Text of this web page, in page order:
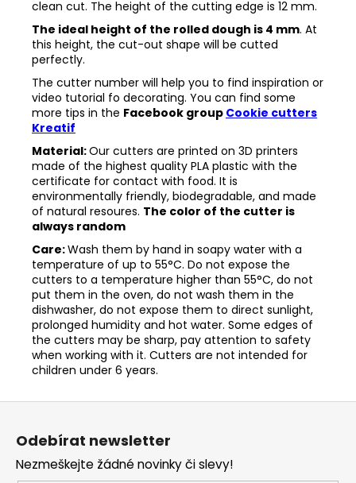
clean cut. The height of the cutting edge is 12 mm.
The ideal height of the rolled dough is 4 mm. At
this height, the cut-out shape will be cutted
perfectly.
The cutter number will help you to find inspiration or
video tutorial fo decorating. You can find some
more tips in the Facebook group Cookie cutters
Kreatif
Material:Our cutters are printed on 3D printers
made of the highest quality PLA plastic with the
certificate for contact with food. It is
environmentally friendly, biodegradable, and made
of natural resoures. The color of the cutter is
always random
Care:Wash them by hand in soapy water with a
temperature of up to 55°C. Do not expose the
cutters to a temperature higher than 55°C, do not
put them in the oven, do not wash them in the
dishwasher, do not expose them to direct sunlight,
prolonged humidity and hot water. Some edges of
the cutters may be sharp, pay attention to safety
when working with it. Cutters are not intended for
children under 6 years.
Z
Odebírat newsletter
Nezmeškejte žádné novinky či slevy!